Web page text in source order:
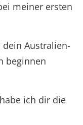
meiner ersten
dein Australien-
beginnen
ich dir die